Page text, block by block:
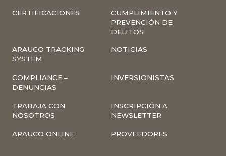
CERTIFICACIONES
CUMPLIMIENTO Y
PREVENCIÓN DE
DELITOS
ARAUCO TRACKING
SYSTEM
NOTICIAS
COMPLIANCE –
DENUNCIAS
INVERSIONISTAS
TRABAJA CON
NOSOTROS
INSCRIPCIÓN A
NEWSLETTER
ARAUCO ONLINE PROVEEDORES